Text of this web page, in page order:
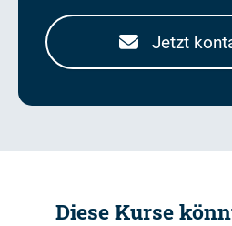
Jetzt
Diese Kurse